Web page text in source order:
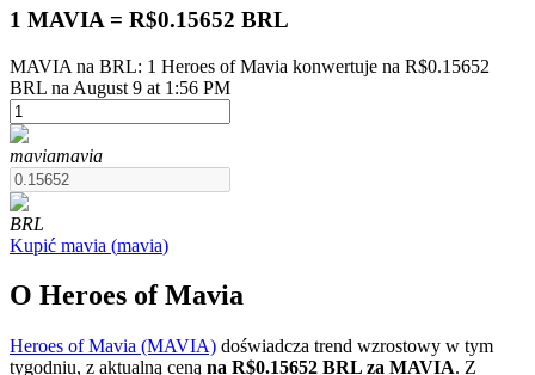
Kontrakty terminowe na USDT
Kontrakty terminowe COIN-M
1 MAVIA = R$0.15652 BRL
MAVIA na BRL: 1 Heroes of Mavia konwertuje na R$0.15652
BRL na August 9 at 1:56 PM
maviamavia
BRL
Kupić mavia (mavia)
O Heroes of Mavia
Heroes of Mavia (MAVIA) doświadcza trend wzrostowy w tym
tygodniu, z aktualną ceną na R$0.15652 BRL za MAVIA. Z